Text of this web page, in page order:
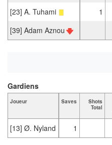
[23] A. Tuhami
1
[39] Adam Aznou
Joueur Saves
Shots
Total
[13] Ø. Nyland 1
Gardiens